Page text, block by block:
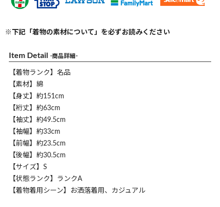
※下記「着物の素材について」を必ずお読みください
Item Detail -商品詳細-
【着物ランク】名品
【素材】綿
【身丈】約151cm
【裄丈】約63cm
【袖丈】約49.5cm
【袖幅】約33cm
【前幅】約23.5cm
【後幅】約30.5cm
【サイズ】S
【状態ランク】ランクA
【着物着用シーン】お洒落着用、カジュアル